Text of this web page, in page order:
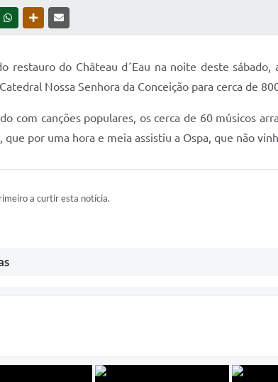
WHATSAPPOUTRAS MÍDIAS
restauro do Château d´Eau na noite deste
Nossa Senhora da Conceição para cerca de
com canções populares, os cerca de 60 músicos
por uma hora e meia assistiu a Ospa, que não
a curtir esta notícia.